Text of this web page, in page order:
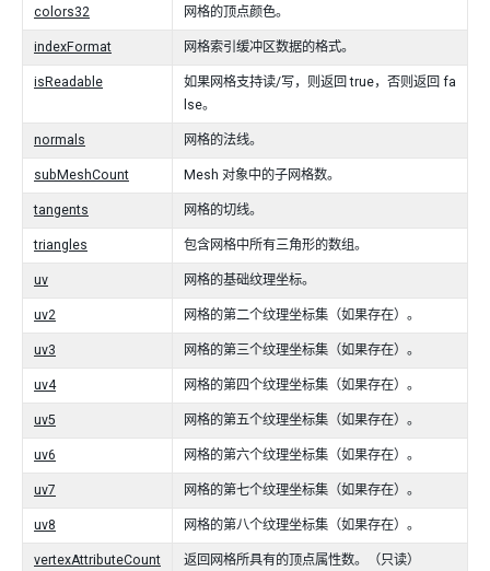
colors32 网格的顶点颜色。
indexFormat 网格索引缓冲区数据的格式。
isReadable
如果网格支持读/写，则返回 true，否则返回 fa
lse。
normals 网格的法线。
subMeshCount Mesh 对象中的子网格数。
tangents 网格的切线。
triangles 包含网格中所有三角形的数组。
uv 网格的基础纹理坐标。
uv2 网格的第二个纹理坐标集（如果存在）。
uv3 网格的第三个纹理坐标集（如果存在）。
uv4 网格的第四个纹理坐标集（如果存在）。
uv5 网格的第五个纹理坐标集（如果存在）。
uv6 网格的第六个纹理坐标集（如果存在）。
uv7 网格的第七个纹理坐标集（如果存在）。
uv8 网格的第八个纹理坐标集（如果存在）。
vertexAttributeCount 返回网格所具有的顶点属性数。（只读）